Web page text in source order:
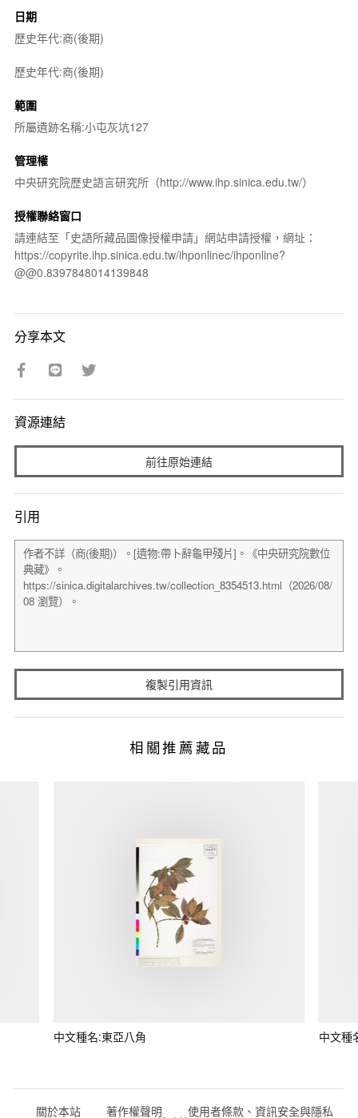
日期
歷史年代:商(後期)
歷史年代:商(後期)
範圍
所屬遺跡名稱:小屯灰坑127
管理權
中央研究院歷史語言研究所（http://www.ihp.sinica.edu.tw/）
授權聯絡窗口
請連結至「史語所藏品圖像授權申請」網站申請授權，網址：
https://copyrite.ihp.sinica.edu.tw/ihponlinec/ihponline?
@@0.8397848014139848
分享本文
資源連結
前往原始連結
引用
複製引用資訊
相關推薦藏品
中文種名:東亞八角 中文種
關於本站 著作權聲明 使用者條款、資訊安全與隱私